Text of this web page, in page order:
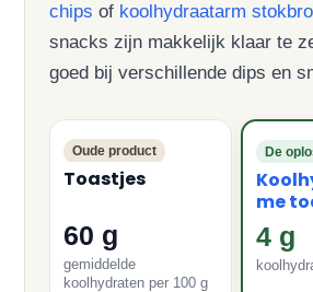
chips of koolhydraatarm
snacks zijn makkelijk klaar te
goed bij verschillende dips en
Oude product
Toastjes
60 g
gemiddelde
koolhydraten per 100 g
De
me
4 g